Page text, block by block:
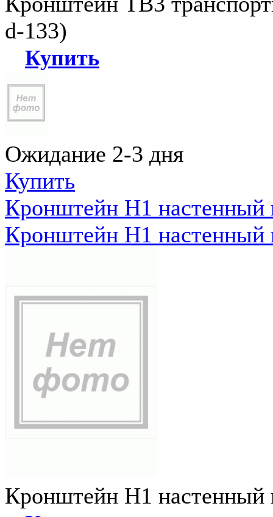
d-133)
Купить
Ожидание 2-3 дня
Купить
Кронштейн Н1
Кронштейн Н1
Кронштейн Н1